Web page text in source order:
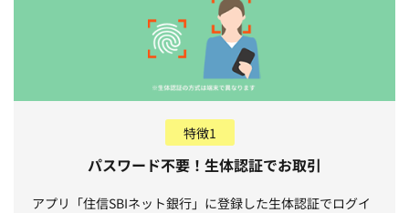
特徴1
パスワード不要！生体認証でお取引
アプリ「住信SBIネット銀行」に登録した生体認証でログイ